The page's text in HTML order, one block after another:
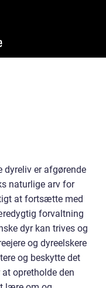
er afgørende
naturlige arv for
at fortsætte med
forvaltning
dyr kan trives og
og dyreelskere
og beskytte det
opretholde den